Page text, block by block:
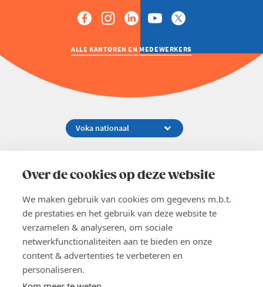
Over de cookies op deze website
We maken gebruik van cookies om gegevens m.b.t.
de prestaties en het gebruik van deze website te
verzamelen & analyseren, om sociale
netwerkfunctionaliteiten aan te bieden en onze
content & advertenties te verbeteren en
personaliseren.
ALLE KANTOREN EN MEDEWERKERS
02 229 81 11
EN